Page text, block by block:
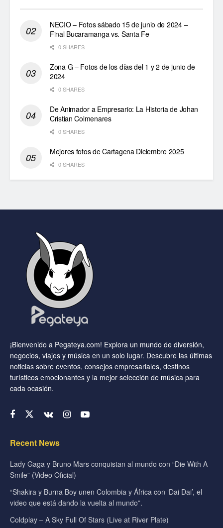
NECIO – Fotos sábado 15 de junio de 2024 –
Final Bucaramanga vs. Santa Fe
0 SHARES
Zona G – Fotos de los días del 1 y 2 de junio de
2024
0 SHARES
De Animador a Empresario: La Historia de Johan
Cristian Colmenares
0 SHARES
Mejores fotos de Cartagena Diciembre 2025
0 SHARES
¡Bienvenido a Pegateya.com! Explora un mundo de diversión,
negocios, viajes y música en un solo lugar. Descubre las últimas
noticias sobre eventos, consejos empresariales, destinos
turísticos emocionantes y la mejor selección de música para
cada ocasión.
Recent News
Lady Gaga y Bruno Mars conquistan al mundo con “Die With A
Smile” (Video Oficial)
“Shakira y Burna Boy unen Colombia y África con ‘Dai Dai’, el
video que está dando la vuelta al mundo”.
Coldplay – A Sky Full Of Stars (Live at River Plate)